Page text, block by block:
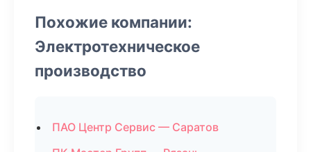
Похожие компании:
Электротехническое
производство
ПАО Центр Сервис — Саратов